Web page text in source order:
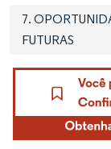
7.
FUTURAS